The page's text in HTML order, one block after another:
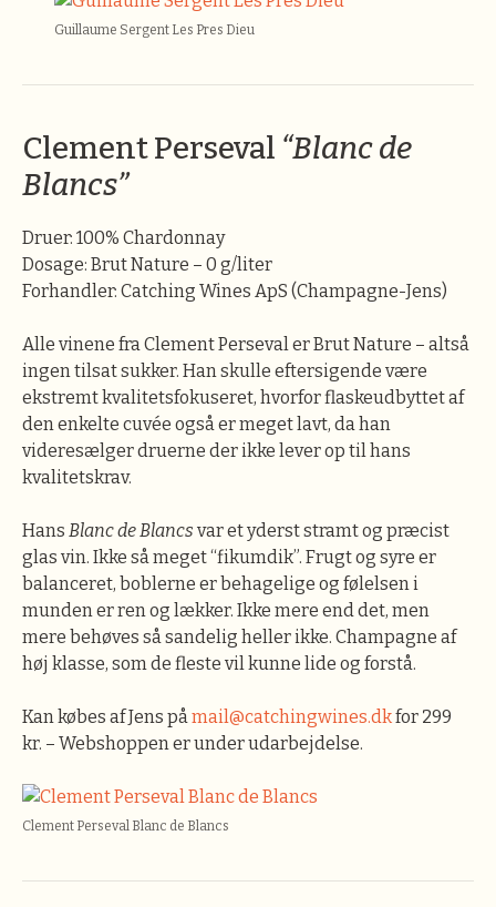
Guillaume Sergent Les Pres Dieu
Clement Perseval “Blanc de
Blancs”
Druer: 100% Chardonnay
Dosage: Brut Nature – 0 g/liter
Forhandler: Catching Wines ApS (Champagne-Jens)
Alle vinene fra Clement Perseval er Brut Nature – altså
ingen tilsat sukker. Han skulle eftersigende være
ekstremt kvalitetsfokuseret, hvorfor flaskeudbyttet af
den enkelte cuvée også er meget lavt, da han
videresælger druerne der ikke lever op til hans
kvalitetskrav.
Hans Blanc de Blancs var et yderst stramt og præcist
glas vin. Ikke så meget “fikumdik”. Frugt og syre er
balanceret, boblerne er behagelige og følelsen i
munden er ren og lækker. Ikke mere end det, men
mere behøves så sandelig heller ikke. Champagne af
høj klasse, som de fleste vil kunne lide og forstå.
Kan købes af Jens påmail@catchingwines.dkfor 299
kr. – Webshoppen er under udarbejdelse.
Clement Perseval Blanc de Blancs